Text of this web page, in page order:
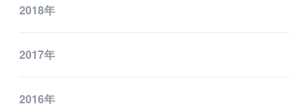
2018年
2017年
2016年